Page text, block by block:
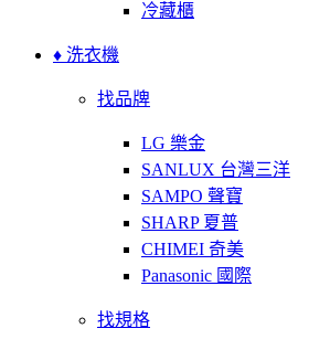
冷藏櫃
♦ 洗衣機
找品牌
LG 樂金
SANLUX 台灣三洋
SAMPO 聲寶
SHARP 夏普
CHIMEI 奇美
Panasonic 國際
找規格